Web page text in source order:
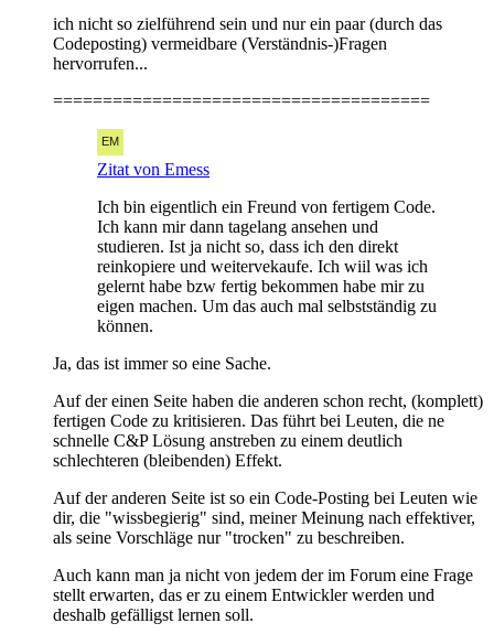
ich nicht so zielführend sein und nur ein paar (durch das
Codeposting) vermeidbare (Verständnis-)Fragen
hervorrufen...
======================================
Zitat von Emess
Ich bin eigentlich ein Freund von fertigem Code.
Ich kann mir dann tagelang ansehen und
studieren. Ist ja nicht so, dass ich den direkt
reinkopiere und weitervekaufe. Ich wiil was ich
gelernt habe bzw fertig bekommen habe mir zu
eigen machen. Um das auch mal selbstständig zu
können.
Ja, das ist immer so eine Sache.
Auf der einen Seite haben die anderen schon recht, (komplett)
fertigen Code zu kritisieren. Das führt bei Leuten, die ne
schnelle C&P Lösung anstreben zu einem deutlich
schlechteren (bleibenden) Effekt.
Auf der anderen Seite ist so ein Code-Posting bei Leuten wie
dir, die "wissbegierig" sind, meiner Meinung nach effektiver,
als seine Vorschläge nur "trocken" zu beschreiben.
Auch kann man ja nicht von jedem der im Forum eine Frage
stellt erwarten, das er zu einem Entwickler werden und
deshalb gefälligst lernen soll.